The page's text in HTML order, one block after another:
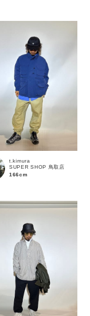
予約商品
WEB限定
在庫なし含む
t.kimura
SUPER SHOP 鳥取店
166cm